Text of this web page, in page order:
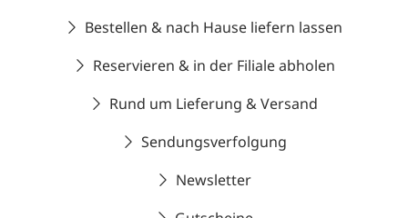
Bestellen & nach Hause liefern lassen
Reservieren & in der Filiale abholen
Rund um Lieferung & Versand
Sendungsverfolgung
Newsletter